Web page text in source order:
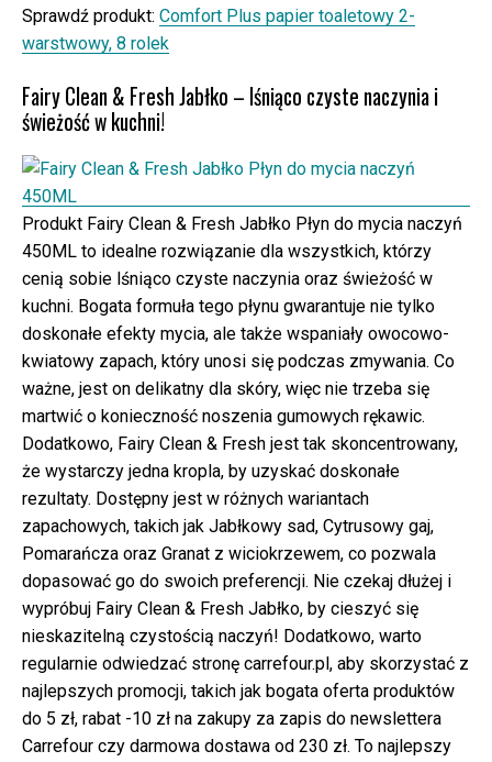
Sprawdź produkt: Comfort Plus papier toaletowy 2-
warstwowy, 8 rolek
Fairy Clean & Fresh Jabłko – lśniąco czyste naczynia i
świeżość w kuchni!
Produkt Fairy Clean & Fresh Jabłko Płyn do mycia naczyń
450ML to idealne rozwiązanie dla wszystkich, którzy
cenią sobie lśniąco czyste naczynia oraz świeżość w
kuchni. Bogata formuła tego płynu gwarantuje nie tylko
doskonałe efekty mycia, ale także wspaniały owocowo-
kwiatowy zapach, który unosi się podczas zmywania. Co
ważne, jest on delikatny dla skóry, więc nie trzeba się
martwić o konieczność noszenia gumowych rękawic.
Dodatkowo, Fairy Clean & Fresh jest tak skoncentrowany,
że wystarczy jedna kropla, by uzyskać doskonałe
rezultaty. Dostępny jest w różnych wariantach
zapachowych, takich jak Jabłkowy sad, Cytrusowy gaj,
Pomarańcza oraz Granat z wiciokrzewem, co pozwala
dopasować go do swoich preferencji. Nie czekaj dłużej i
wypróbuj Fairy Clean & Fresh Jabłko, by cieszyć się
nieskazitelną czystością naczyń! Dodatkowo, warto
regularnie odwiedzać stronę carrefour.pl, aby skorzystać z
najlepszych promocji, takich jak bogata oferta produktów
do 5 zł, rabat -10 zł na zakupy za zapis do newslettera
Carrefour czy darmowa dostawa od 230 zł. To najlepszy